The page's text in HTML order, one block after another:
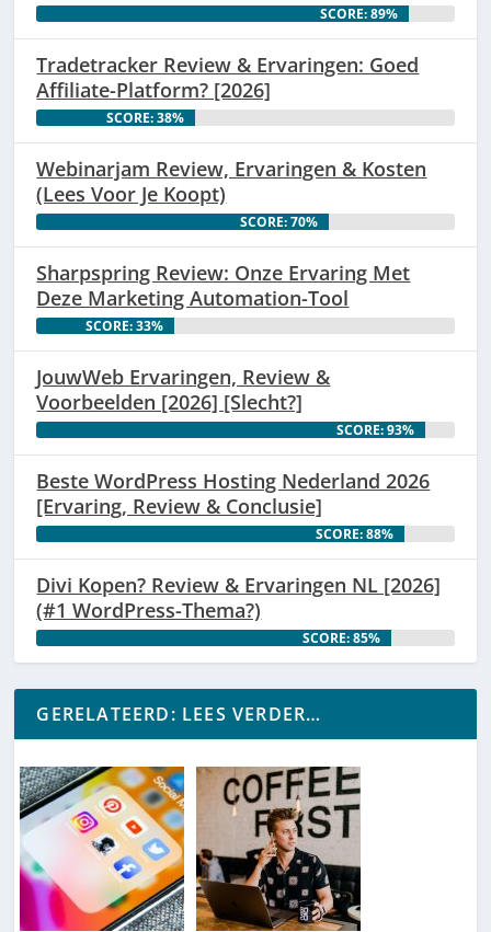
SCORE: 89%
Tradetracker Review & Ervaringen: Goed
Affiliate-Platform? [2026]
SCORE: 38%
Webinarjam Review, Ervaringen & Kosten
(Lees Voor Je Koopt)
SCORE: 70%
Sharpspring Review: Onze Ervaring Met
Deze Marketing Automation-Tool
SCORE: 33%
JouwWeb Ervaringen, Review &
Voorbeelden [2026] [Slecht?]
SCORE: 93%
Beste WordPress Hosting Nederland 2026
[Ervaring, Review & Conclusie]
SCORE: 88%
Divi Kopen? Review & Ervaringen NL [2026]
(#1 WordPress-Thema?)
SCORE: 85%
GERELATEERD: LEES VERDER…